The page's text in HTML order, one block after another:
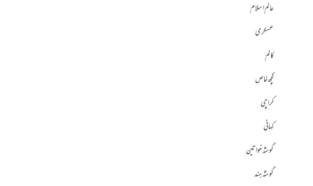
عالم اسلام
عسکری
کالم
کچھ خاص
کراچی
کہانی
گوشہ خواتین
گوشہ ہند